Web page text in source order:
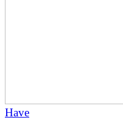
Have